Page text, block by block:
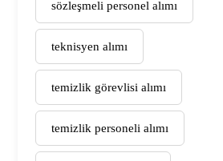
sözleşmeli personel alımı
teknisyen alımı
temizlik görevlisi alımı
temizlik personeli alımı